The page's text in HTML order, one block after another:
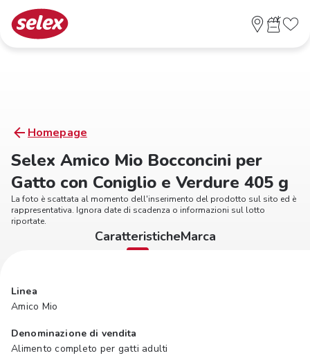
Homepage
Selex Amico Mio Bocconcini per
Gatto con Coniglio e Verdure 405 g
La foto è scattata al momento dell'inserimento del prodotto sul sito ed è
rappresentativa. Ignora date di scadenza o informazioni sul lotto
riportate.
CaratteristicheMarca
Linea
Amico Mio
Denominazione di vendita
Alimento completo per gatti adulti